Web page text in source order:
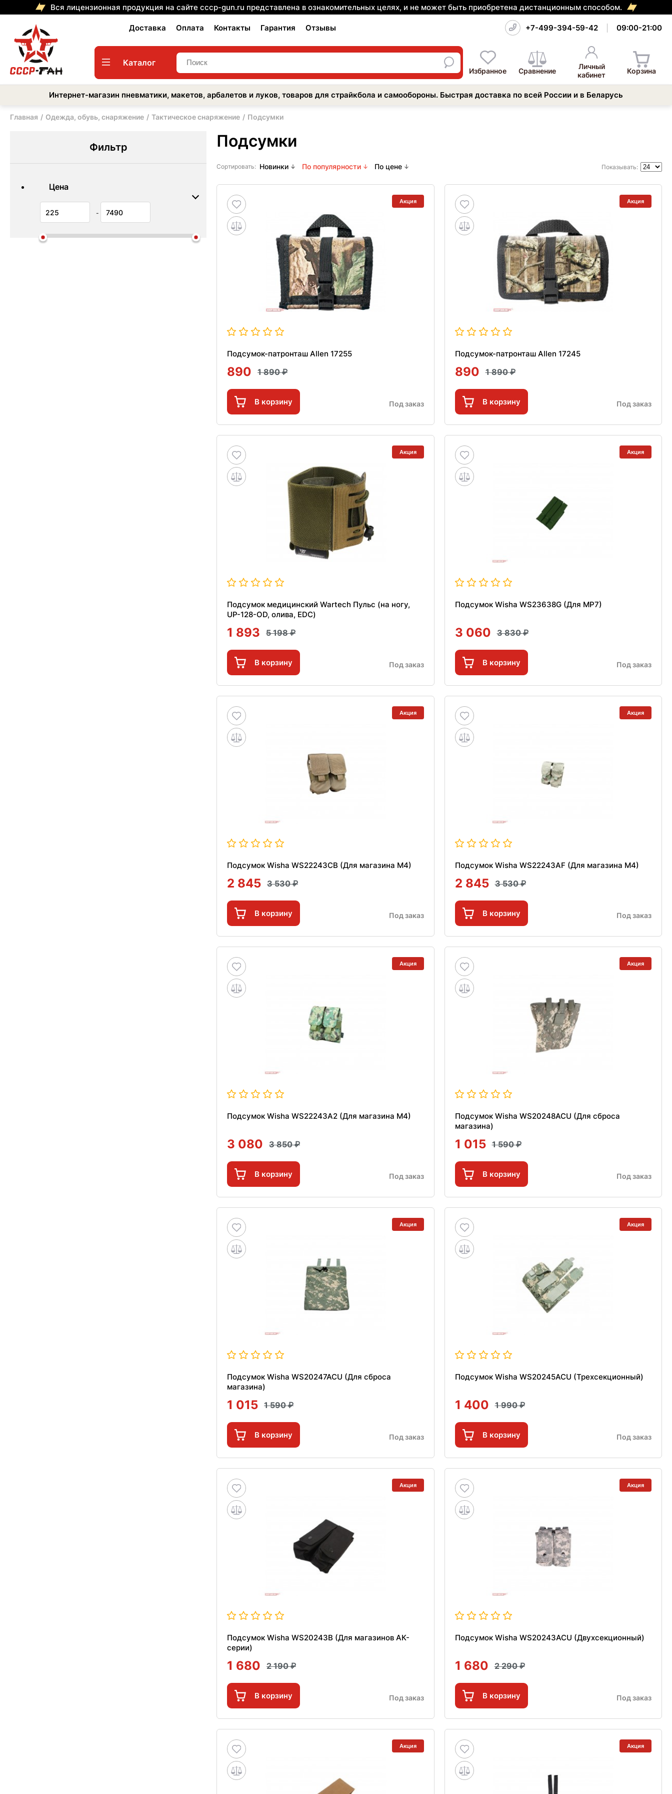
Вся лицензионная продукция на сайте cccp-gun.ru представлена в ознакомительных целях, и не может быть приобретена дистанционным способом.
Доставка Оплата Контакты Гарантия Отзывы +7-499-394-59-42 09:00-21:00
Каталог
Избранное Сравнение
Личный
кабинет
Корзина
Интернет-магазин пневматики, макетов, арбалетов и луков, товаров для страйкбола и самообороны. Быстрая доставка по всей России и в Беларусь
Главная Одежда, обувь, снаряжение Тактическое снаряжение Подсумки
Фильтр
Цена
-
Подсумки
Сортировать: Новинки По популярности По цене Показывать:
Акция
Подсумок-патронташ Allen 17255
890 1 890
В корзину Под заказ
Акция
Подсумок-патронташ Allen 17245
890 1 890
В корзину Под заказ
Акция
Подсумок медицинский Wartech Пульс (на ногу,
UP-128-OD, олива, EDC)
1 893 5 198
В корзину Под заказ
Акция
Подсумок Wisha WS23638G (Для MP7)
3 060 3 830
В корзину Под заказ
Акция
Подсумок Wisha WS22243CB (Для магазина M4)
2 845 3 530
В корзину Под заказ
Акция
Подсумок Wisha WS22243AF (Для магазина M4)
2 845 3 530
В корзину Под заказ
Акция
Подсумок Wisha WS22243A2 (Для магазина M4)
3 080 3 850
В корзину Под заказ
Акция
Подсумок Wisha WS20248ACU (Для сброса
магазина)
1 015 1 590
В корзину Под заказ
Акция
Подсумок Wisha WS20247ACU (Для сброса
магазина)
1 015 1 590
В корзину Под заказ
Акция
Подсумок Wisha WS20245ACU (Трехсекционный)
1 400 1 990
В корзину Под заказ
Акция
Подсумок Wisha WS20243B (Для магазинов АК-
серии)
1 680 2 190
В корзину Под заказ
Акция
Подсумок Wisha WS20243ACU (Двухсекционный)
1 680 2 290
В корзину Под заказ
Акция Акция